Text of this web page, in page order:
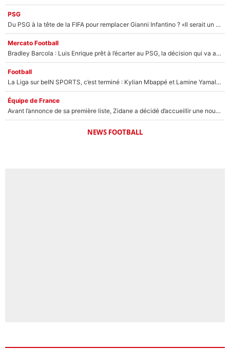
PSG
Du PSG à la tête de la FIFA pour remplacer Gianni Infantino ? «Il serait un mauvais président», le patron de la Liga s'attaque à Nasser Al-Khelaïfi !
Mercato Football
Bradley Barcola : Luis Enrique prêt à l’écarter au PSG, la décision qui va accélérer son transfert à Liverpool ?
Football
La Liga sur beIN SPORTS, c’est terminé : Kylian Mbappé et Lamine Yamal changent de chaîne, «le moment était venu d'ouvrir un nouveau chapitre»
Équipe de France
Avant l’annonce de sa première liste, Zidane a décidé d’accueillir une nouvelle tête en équipe de France
NEWS FOOTBALL